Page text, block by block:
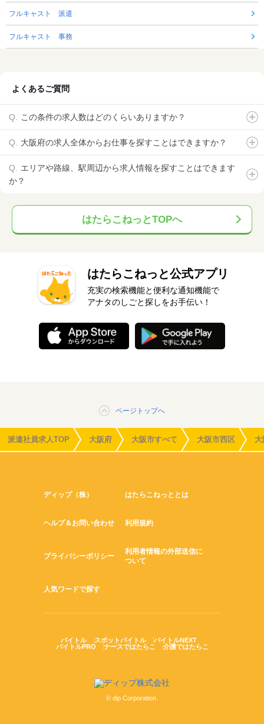
フルキャスト 派遣
フルキャスト 事務
よくあるご質問
この条件の求人数はどのくらいありますか？
大阪府の求人全体からお仕事を探すことはできますか？
エリアや路線、駅周辺から求人情報を探すことはできます
か？
はたらこねっとTOPへ
はたらこねっと公式アプリ
充実の検索機能と便利な通知機能で
アナタのしごと探しをお手伝い！
ページトップへ
派遣社員求人TOP 大阪府 大阪市すべて 大阪市西区
ディップ（株） はたらこねっととは
ヘルプ＆お問い合わせ 利用規約
プライバシーポリシー
利用者情報の外部送信に
ついて
人気ワードで探す
バイトル スポットバイトル
バイトルNEXT
バイトルPRO
ナースではたらこ 介護ではたらこ
© dip Corporation.